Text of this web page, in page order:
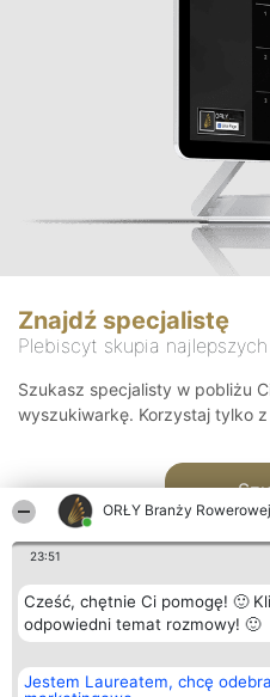
ORŁY Branży Rowerowej
23:51
Cześć, chętnie Ci pomogę! 🙂
odpowiedni temat rozmowy! 🙂
Jestem Laureatem, chcę
Znajdź specjalistę
Plebiscyt skupia
Szukasz specjalisty w pobliżu
wyszukiwarkę. Korzystaj tylko z
Organizator plebiscytu
Bright Side Solutions sp. z o.